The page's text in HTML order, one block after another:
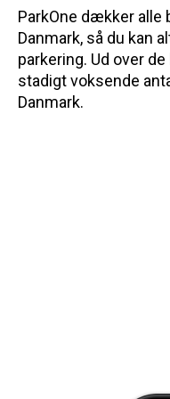
ParkOne dækker alle
Danmark, så du kan
parkering. Ud over
stadigt voksende
Danmark.